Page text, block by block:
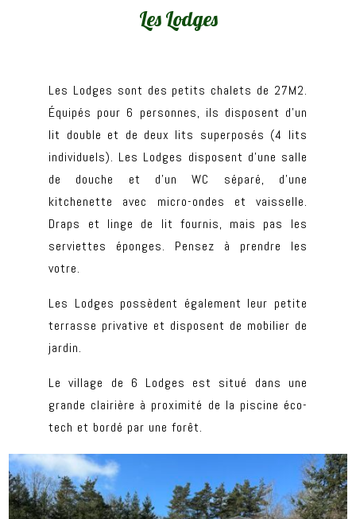
Les Lodges
Les Lodges sont des petits chalets de 27M2.
Équipés pour 6 personnes, ils disposent d’un
lit double et de deux lits superposés (4 lits
individuels). Les Lodges disposent d’une salle
de douche et d’un WC séparé, d’une
kitchenette avec micro-ondes et vaisselle.
Draps et linge de lit fournis, mais pas les
serviettes éponges. Pensez à prendre les
votre.
Les Lodges possèdent également leur petite
terrasse privative et disposent de mobilier de
jardin.
Le village de 6 Lodges est situé dans une
grande clairière à proximité de la piscine éco-
tech et bordé par une forêt.